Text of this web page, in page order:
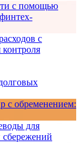
с помощью
с
с обременением:
для
сбережений